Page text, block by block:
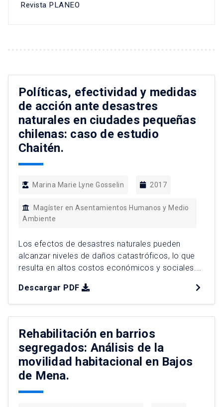
Revista PLANEO
Políticas, efectividad y medidas
de acción ante desastres
naturales en ciudades pequeñas
chilenas: caso de estudio
Chaitén.
Marina Marie Lyne Gosselin 2017
Magíster en Asentamientos Humanos y Medio
Ambiente
Los efectos de desastres naturales pueden
alcanzar niveles de daños catastróficos, lo que
resulta en altos costos económicos y sociales.
buscan responder de manera eficiente a un
evento desastroso y disminuir los impactos de
estos sobre las comunidades afectadas. Las
ciudades pequeñas, son en muchos casos más
vulnerables […]
Descargar PDF
Rehabilitación en barrios
segregados: Análisis de la
movilidad habitacional en Bajos
de Mena.